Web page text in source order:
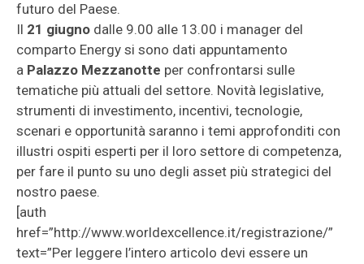
futuro del Paese.
Il 21 giugno dalle 9.00 alle 13.00 i manager del
comparto Energy si sono dati appuntamento
a Palazzo Mezzanotte per confrontarsi sulle
tematiche più attuali del settore. Novità legislative,
strumenti di investimento, incentivi, tecnologie,
scenari e opportunità saranno i temi approfonditi con
illustri ospiti esperti per il loro settore di competenza,
per fare il punto su uno degli asset più strategici del
nostro paese.
[auth
href=”http://www.worldexcellence.it/registrazione/”
text=”Per leggere l’intero articolo devi essere un